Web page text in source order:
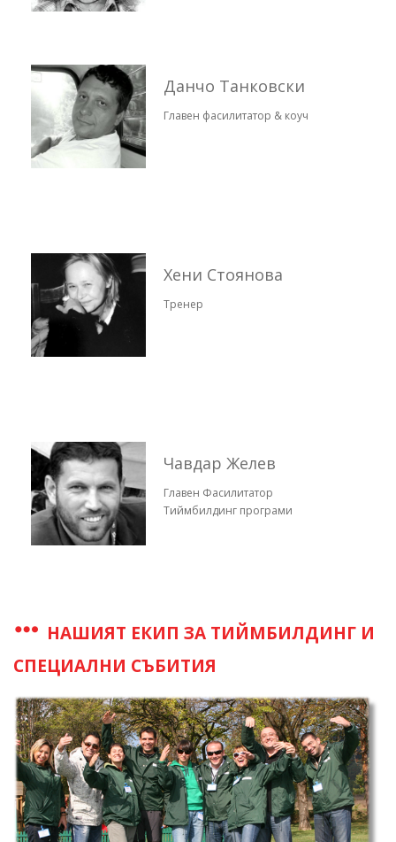
Данчо Танковски
Главен фасилитатор & коуч
Хени Стоянова
Тренер
Чавдар Желев
Главен Фасилитатор
Тиймбилдинг програми
НАШИЯТ ЕКИП ЗА ТИЙМБИЛДИНГ И
СПЕЦИАЛНИ СЪБИТИЯ